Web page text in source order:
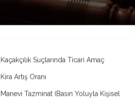
Kaçakçılık Suçlarında Ticari Amaç
Kira Artış Oranı
Manevi Tazminat (Basın Yoluyla Kişisel